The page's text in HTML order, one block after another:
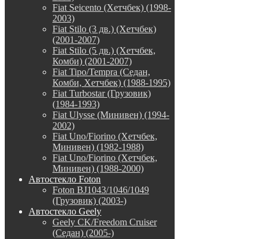
Fiat Seicento (Хетчбек) (1998-
2003)
Fiat Stilo (3 дв.) (Хетчбек)
(2001-2007)
Fiat Stilo (5 дв.) (Хетчбек,
Комби) (2001-2007)
Fiat Tipo/Tempra (Седан,
Комби, Хетчбек) (1988-1995)
Fiat Turbostar (Грузовик)
(1984-1993)
Fiat Ulysse (Минивен) (1994-
2002)
Fiat Uno/Fiorino (Хетчбек,
Минивен) (1982-1988)
Fiat Uno/Fiorino (Хетчбек,
Минивен) (1988-2000)
Автостекло Foton
Foton BJ1043/1046/1049
(Грузовик) (2003-)
Автостекло Geely
Geely CK/Freedom Cruiser
(Седан) (2005-)